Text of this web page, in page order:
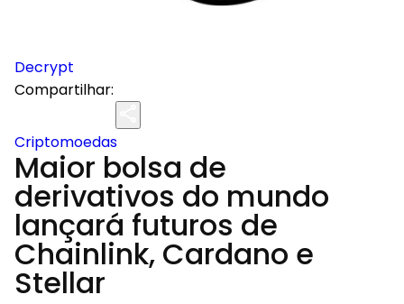
Decrypt
Compartilhar:
Criptomoedas
Maior bolsa de
derivativos do mundo
lançará futuros de
Chainlink, Cardano e
Stellar